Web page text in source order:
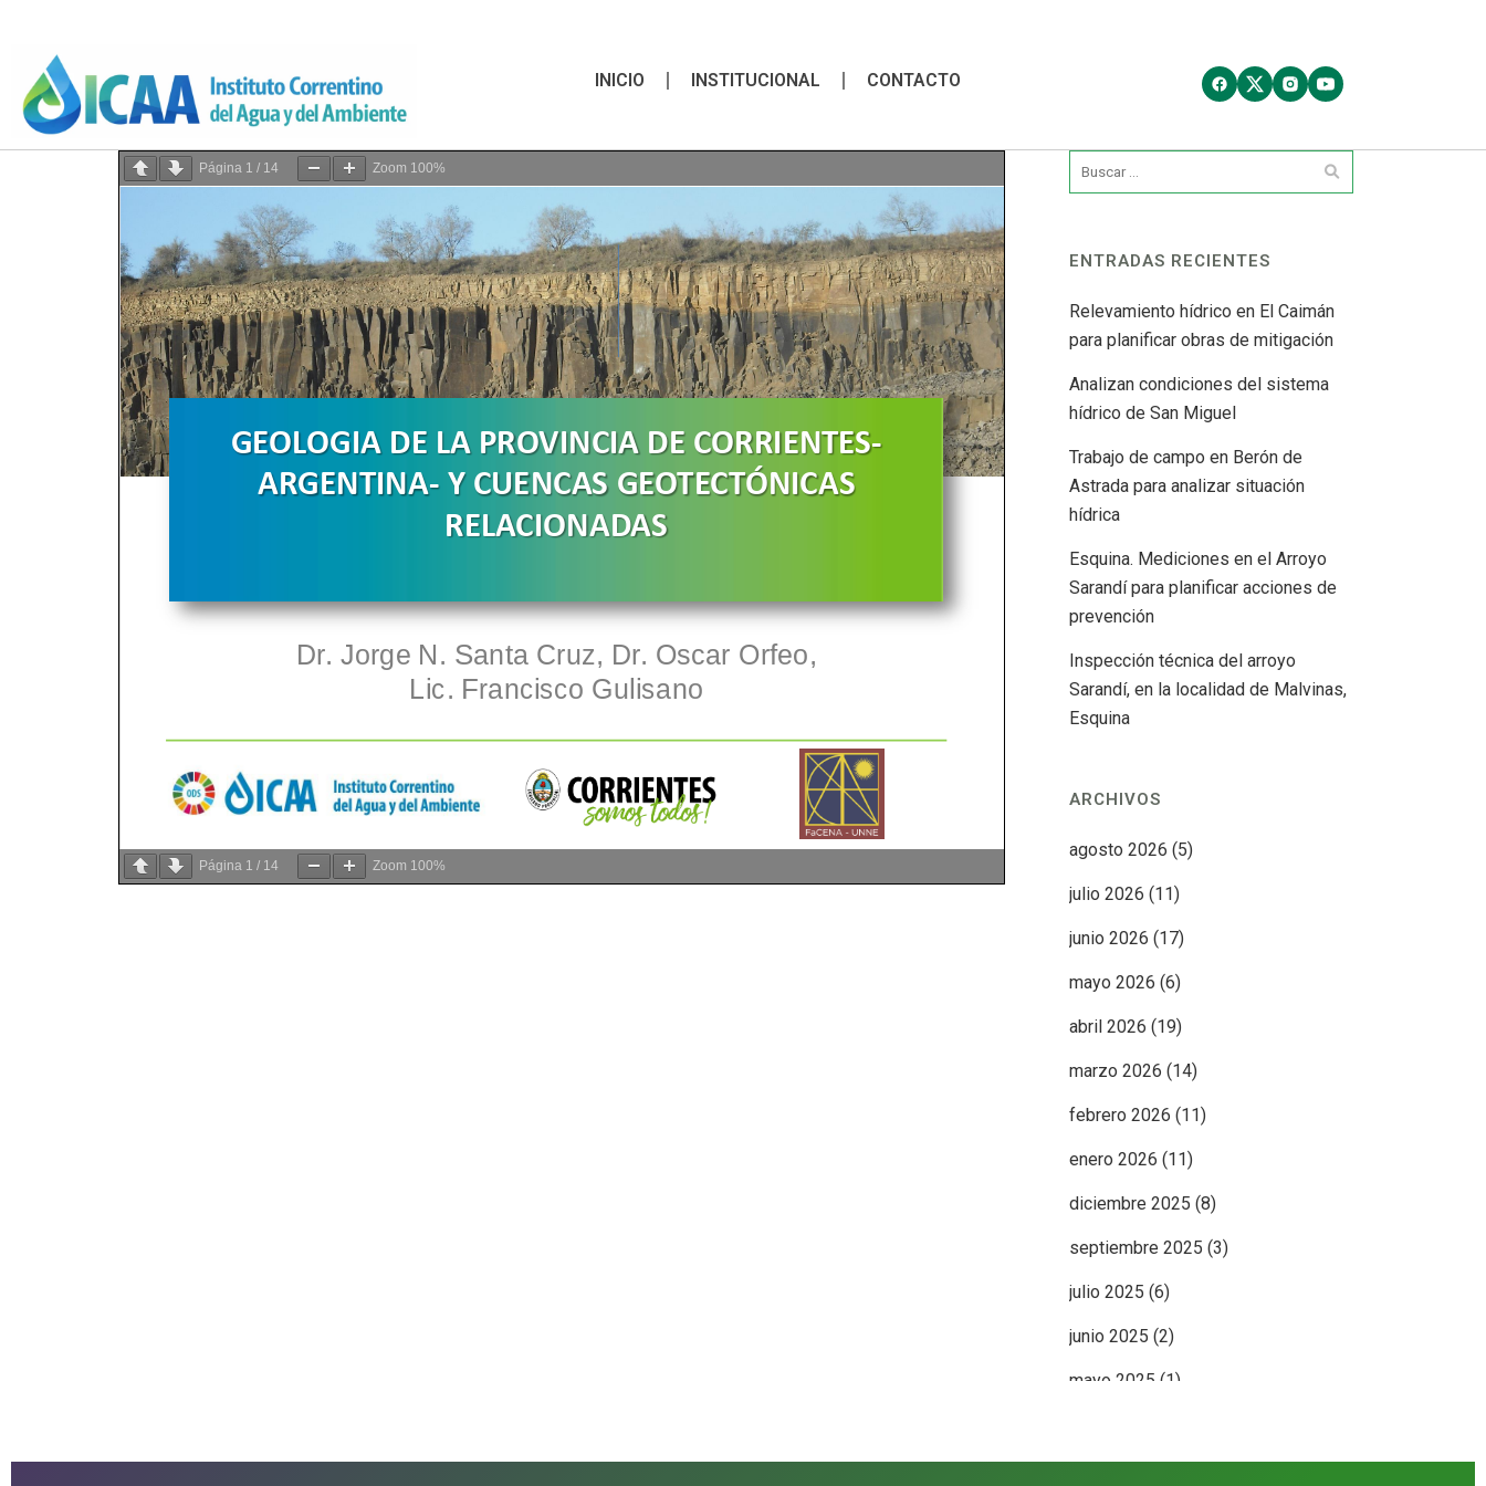
INICIO INSTITUCIONAL CONTACTO
Página 1 / 14 Zoom 100%
Página 1 / 14 Zoom 100%
ENTRADAS RECIENTES
Relevamiento hídrico en El Caimán
para planificar obras de mitigación
Analizan condiciones del sistema
hídrico de San Miguel
Trabajo de campo en Berón de
Astrada para analizar situación
hídrica
Esquina. Mediciones en el Arroyo
Sarandí para planificar acciones de
prevención
Inspección técnica del arroyo
Sarandí, en la localidad de Malvinas,
Esquina
ARCHIVOS
agosto 2026 (5)
julio 2026 (11)
junio 2026 (17)
mayo 2026 (6)
abril 2026 (19)
marzo 2026 (14)
febrero 2026 (11)
enero 2026 (11)
diciembre 2025 (8)
septiembre 2025 (3)
julio 2025 (6)
junio 2025 (2)
mayo 2025 (1)